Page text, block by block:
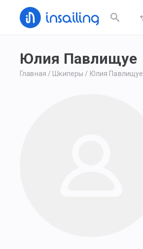
Юлия Павлищуе
Главная / Шкиперы / Юлия Павлищуе